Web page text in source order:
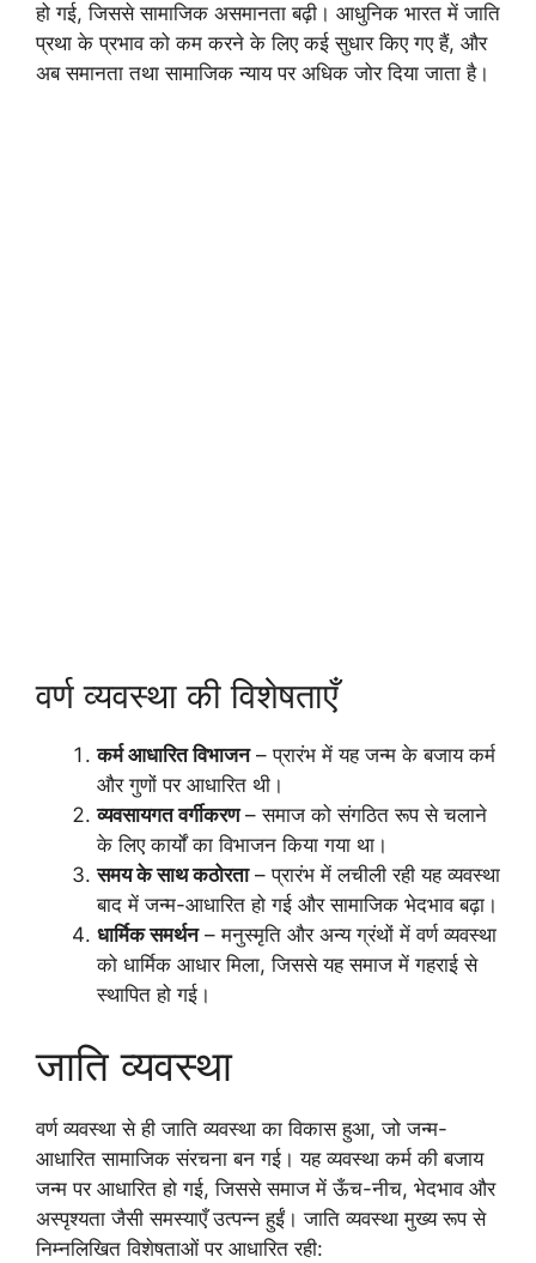
हो गई, जिससे सामाजिक असमानता बढ़ी। आधुनिक भारत में जाति
प्रथा के प्रभाव को कम करने के लिए कई सुधार किए गए हैं, और
अब समानता तथा सामाजिक न्याय पर अधिक जोर दिया जाता है।
वर्ण व्यवस्था की विशेषताएँ
कर्म आधारित विभाजन– प्रारंभ में यह जन्म के बजाय कर्म
और गुणों पर आधारित थी।
व्यवसायगत वर्गीकरण– समाज को संगठित रूप से चलाने
के लिए कार्यों का विभाजन किया गया था।
समय के साथ कठोरता– प्रारंभ में लचीली रही यह व्यवस्था
बाद में जन्म-आधारित हो गई और सामाजिक भेदभाव बढ़ा।
धार्मिक समर्थन– मनुस्मृति और अन्य ग्रंथों में वर्ण व्यवस्था
को धार्मिक आधार मिला, जिससे यह समाज में गहराई से
स्थापित हो गई।
जाति व्यवस्था
वर्ण व्यवस्था से ही जाति व्यवस्था का विकास हुआ, जो जन्म-
आधारित सामाजिक संरचना बन गई। यह व्यवस्था कर्म की बजाय
जन्म पर आधारित हो गई, जिससे समाज में ऊँच-नीच, भेदभाव और
अस्पृश्यता जैसी समस्याएँ उत्पन्न हुईं। जाति व्यवस्था मुख्य रूप से
निम्नलिखित विशेषताओं पर आधारित रही: